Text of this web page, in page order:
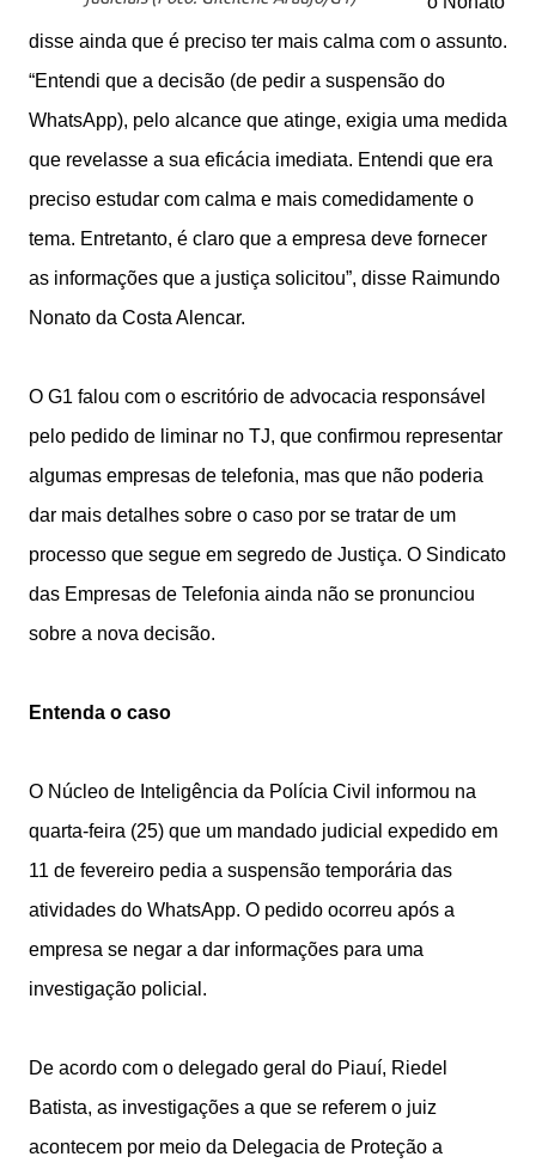
disse ainda que é preciso ter mais calma com o assunto.
“Entendi que a decisão (de pedir a suspensão do
WhatsApp), pelo alcance que atinge, exigia uma medida
que revelasse a sua eficácia imediata. Entendi que era
preciso estudar com calma e mais comedidamente o
tema. Entretanto, é claro que a empresa deve fornecer
as informações que a justiça solicitou”, disse Raimundo
Nonato da Costa Alencar.
O G1 falou com o escritório de advocacia responsável
pelo pedido de liminar no TJ, que confirmou representar
algumas empresas de telefonia, mas que não poderia
dar mais detalhes sobre o caso por se tratar de um
processo que segue em segredo de Justiça. O Sindicato
das Empresas de Telefonia ainda não se pronunciou
sobre a nova decisão.
Entenda o caso
O Núcleo de Inteligência da Polícia Civil informou na
quarta-feira (25) que um mandado judicial expedido em
11 de fevereiro pedia a suspensão temporária das
atividades do WhatsApp. O pedido ocorreu após a
empresa se negar a dar informações para uma
investigação policial.
De acordo com o delegado geral do Piauí, Riedel
Batista, as investigações a que se referem o juiz
acontecem por meio da Delegacia de Proteção a